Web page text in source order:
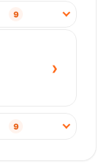
9
›
9